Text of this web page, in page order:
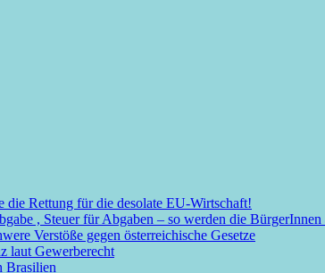
Rettung für die desolate EU-Wirtschaft!
, Steuer für Abgaben – so werden die
Verstöße gegen österreichische Gesetze
laut Gewerberecht
Brasilien